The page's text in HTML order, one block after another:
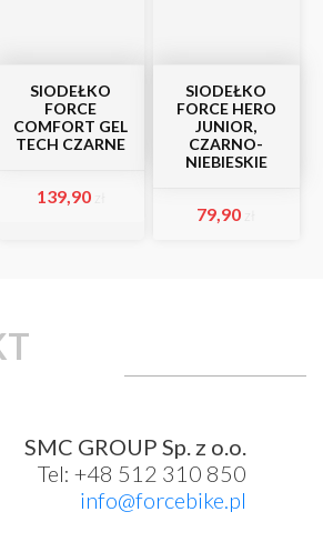
SIODEŁKO
FORCE
COMFORT GEL
TECH CZARNE
139,90
SIODEŁKO
FORCE HERO
JUNIOR,
CZARNO-
NIEBIESKIE
79,90
SMC GROUP Sp. z o.o.
Tel: +48 512 310 850
info@forcebike.pl